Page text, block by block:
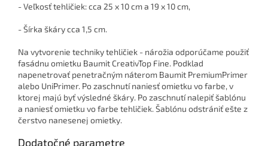
- Veľkosť tehličiek: cca 25 x 10 cm a 19 x 10 cm,
- Šírka škáry cca 1,5 cm.
Na vytvorenie techniky tehličiek - nárožia odporúčame použiť
fasádnu omietku Baumit CreativTop Fine. Podklad
napenetrovať penetračným náterom Baumit PremiumPrimer
alebo UniPrimer. Po zaschnutí naniesť omietku vo farbe, v
ktorej majú byť výsledné škáry. Po zaschnutí nalepiť šablónu
a naniesť omietku vo farbe tehličiek. Šablónu odstrániť ešte z
čerstvo nanesenej omietky.
Dodatočné parametre